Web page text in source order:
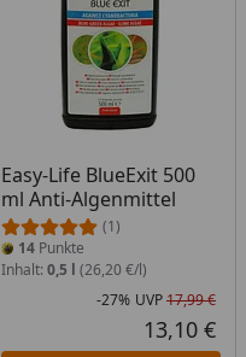
ProzentPreis
Preis
Easy-Life BlueExit 500
ml Anti-Algenmittel
(1)
14Punkte
Inhalt: 0,5 l (26,20 €/l)
-27% UVP17,99 €
13,10 €